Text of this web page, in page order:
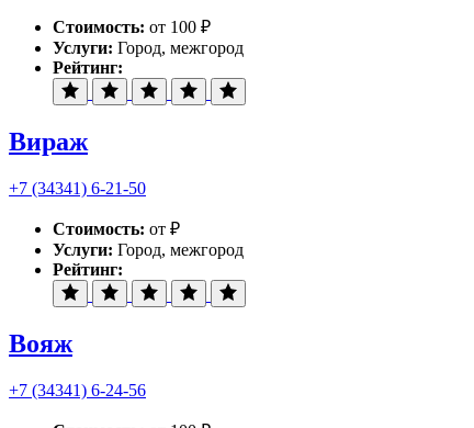
Стоимость: от 100 ₽
Услуги: Город, межгород
Рейтинг:
Вираж
+7 (34341) 6-21-50
Стоимость: от ₽
Услуги: Город, межгород
Рейтинг:
Вояж
+7 (34341) 6-24-56